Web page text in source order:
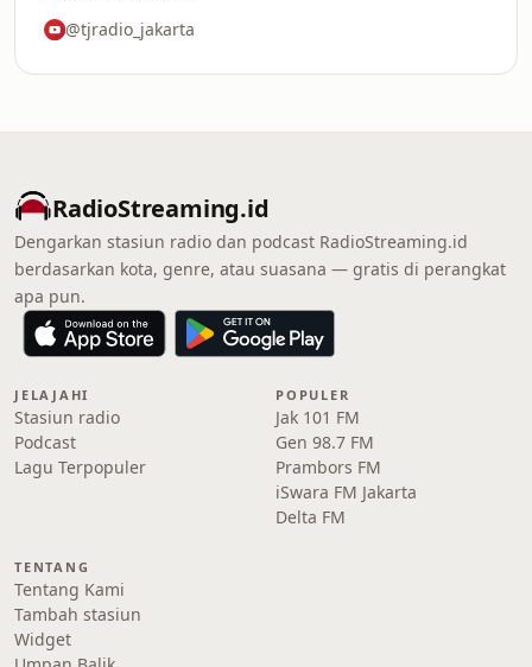
@tjradio_jakarta
RadioStreaming.id
Dengarkan stasiun radio dan podcast RadioStreaming.id
berdasarkan kota, genre, atau suasana — gratis di perangkat
apa pun.
JELAJAHI
Stasiun radio
Podcast
Lagu Terpopuler
POPULER
Jak 101 FM
Gen 98.7 FM
Prambors FM
iSwara FM Jakarta
Delta FM
TENTANG
Tentang Kami
Tambah stasiun
Widget